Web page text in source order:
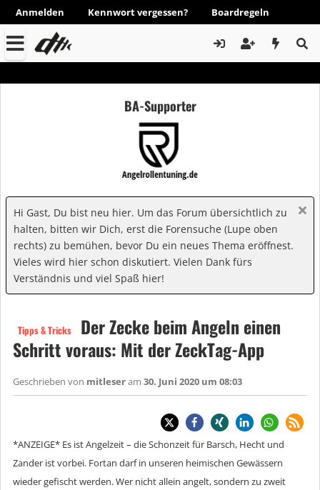
Anmelden Kennwort vergessen? Boardregeln
BA-Supporter
Hi Gast, Du bist neu hier. Um das Forum übersichtlich zu
halten, bitten wir Dich, erst die Forensuche (Lupe oben
rechts) zu bemühen, bevor Du ein neues Thema eröffnest.
Vieles wird hier schon diskutiert. Vielen Dank fürs
Verständnis und viel Spaß hier!
Tipps & Tricks
Der Zecke beim Angeln einen
Schritt voraus: Mit der ZeckTag-App
Geschrieben von mitleseram 30. Juni 2020 um 08:03
*ANZEIGE* Es ist Angelzeit – die Schonzeit für Barsch, Hecht und
Zander ist vorbei. Fortan darf in unseren heimischen Gewässern
wieder gefischt werden. Wer nicht allein angelt, sondern zu zweit